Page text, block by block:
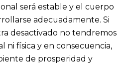
será estable y el cuerpo
adecuadamente. Si
desactivado no tendremos
ni física y en consecuencia,
de prosperidad y